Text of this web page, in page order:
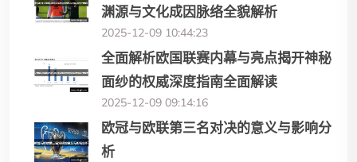
渊源与文化成因脉络全貌解析
2025-12-09 10:44:23
全面解析欧国联赛内幕与亮点揭开神秘
面纱的权威深度指南全面解读
2025-12-09 09:14:16
欧冠与欧联第三名对决的意义与影响分
析